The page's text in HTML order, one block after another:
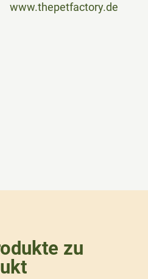
www.thepetfactory.de
zu